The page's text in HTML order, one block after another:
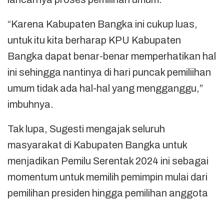
“Karena Kabupaten Bangka ini cukup luas,
untuk itu kita berharap KPU Kabupaten
Bangka dapat benar-benar memperhatikan hal
ini sehingga nantinya di hari puncak pemiliihan
umum tidak ada hal-hal yang mengganggu,”
imbuhnya.
Tak lupa, Sugesti mengajak seluruh
masyarakat di Kabupaten Bangka untuk
menjadikan Pemilu Serentak 2024 ini sebagai
momentum untuk memilih pemimpin mulai dari
pemilihan presiden hingga pemilihan anggota